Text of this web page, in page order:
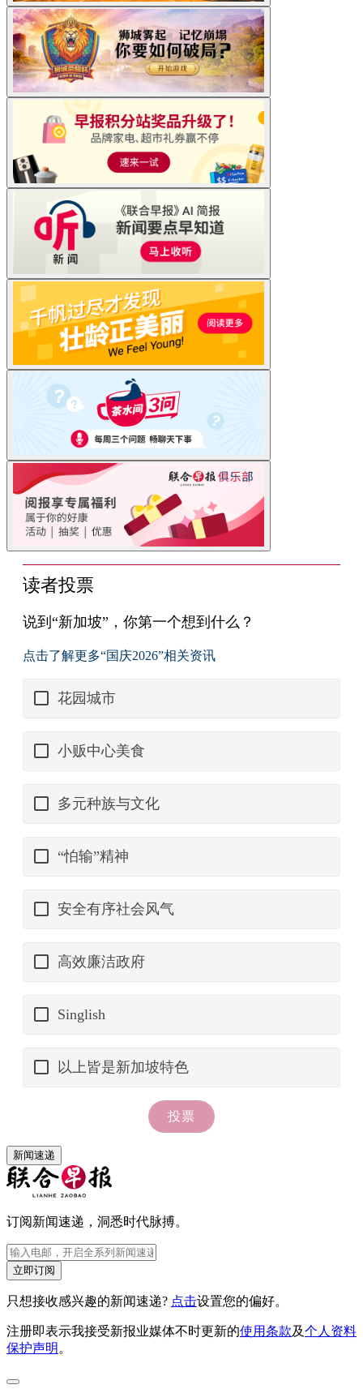
新闻速递
订阅新闻速递，洞悉时代脉搏。
立即订阅
只想接收感兴趣的新闻速递? 点击设置您的偏好。
注册即表示我接受新报业媒体不时更新的使用条款及个人资料
保护声明 。